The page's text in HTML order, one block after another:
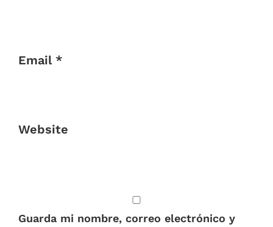
Email *
Website
Guarda mi nombre, correo electrónico y